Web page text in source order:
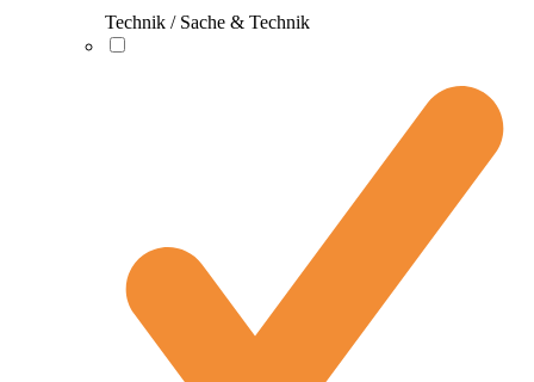
Technik / Sache & Technik